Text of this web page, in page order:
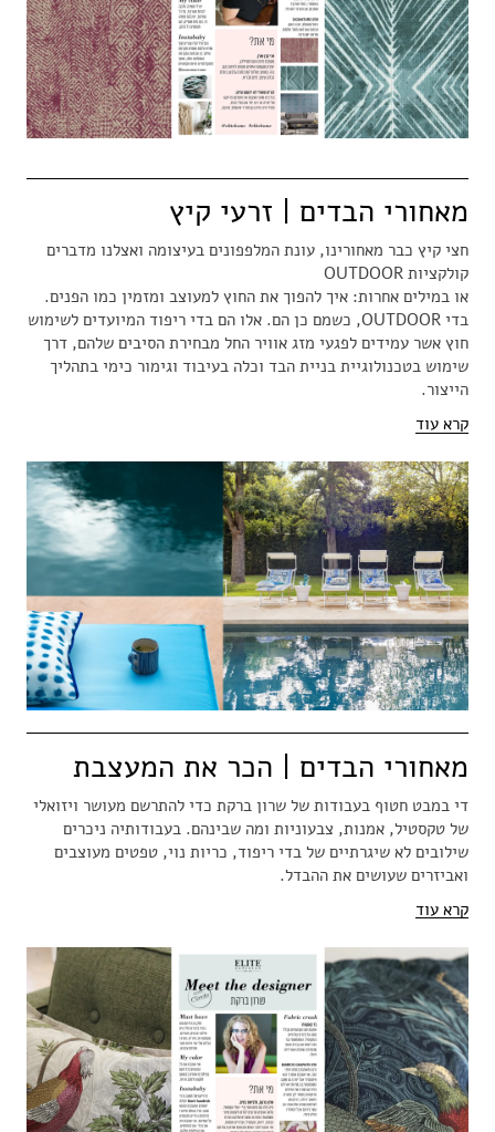
מאחורי הבדים | זרעי קיץ
חצי קיץ כבר מאחורינו, עונת המלפפונים בעיצומה ואצלנו מדברים
קולקציות OUTDOOR
או במילים אחרות: איך להפוך את החוץ למעוצב ומזמין כמו הפנים.
בדי OUTDOOR, כשמם כן הם. אלו הם בדי ריפוד המיועדים לשימוש
חוץ אשר עמידים לפגעי מזג אוויר החל מבחירת הסיבים שלהם, דרך
שימוש בטכנולוגיית בניית הבד וכלה בעיבוד וגימור כימי בתהליך
הייצור.
קרא עוד
מאחורי הבדים | הכר את המעצבת
די במבט חטוף בעבודות של שרון ברקת כדי להתרשם מעושר ויזואלי
של טקסטיל, אמנות, צבעוניות ומה שבינהם. בעבודותיה ניכרים
שילובים לא שיגרתיים של בדי ריפוד, כריות נוי, טפטים מעוצבים
ואביזרים שעושים את ההבדל.
קרא עוד